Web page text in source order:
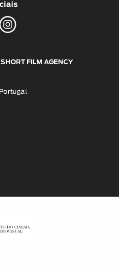
FILM AGENCY